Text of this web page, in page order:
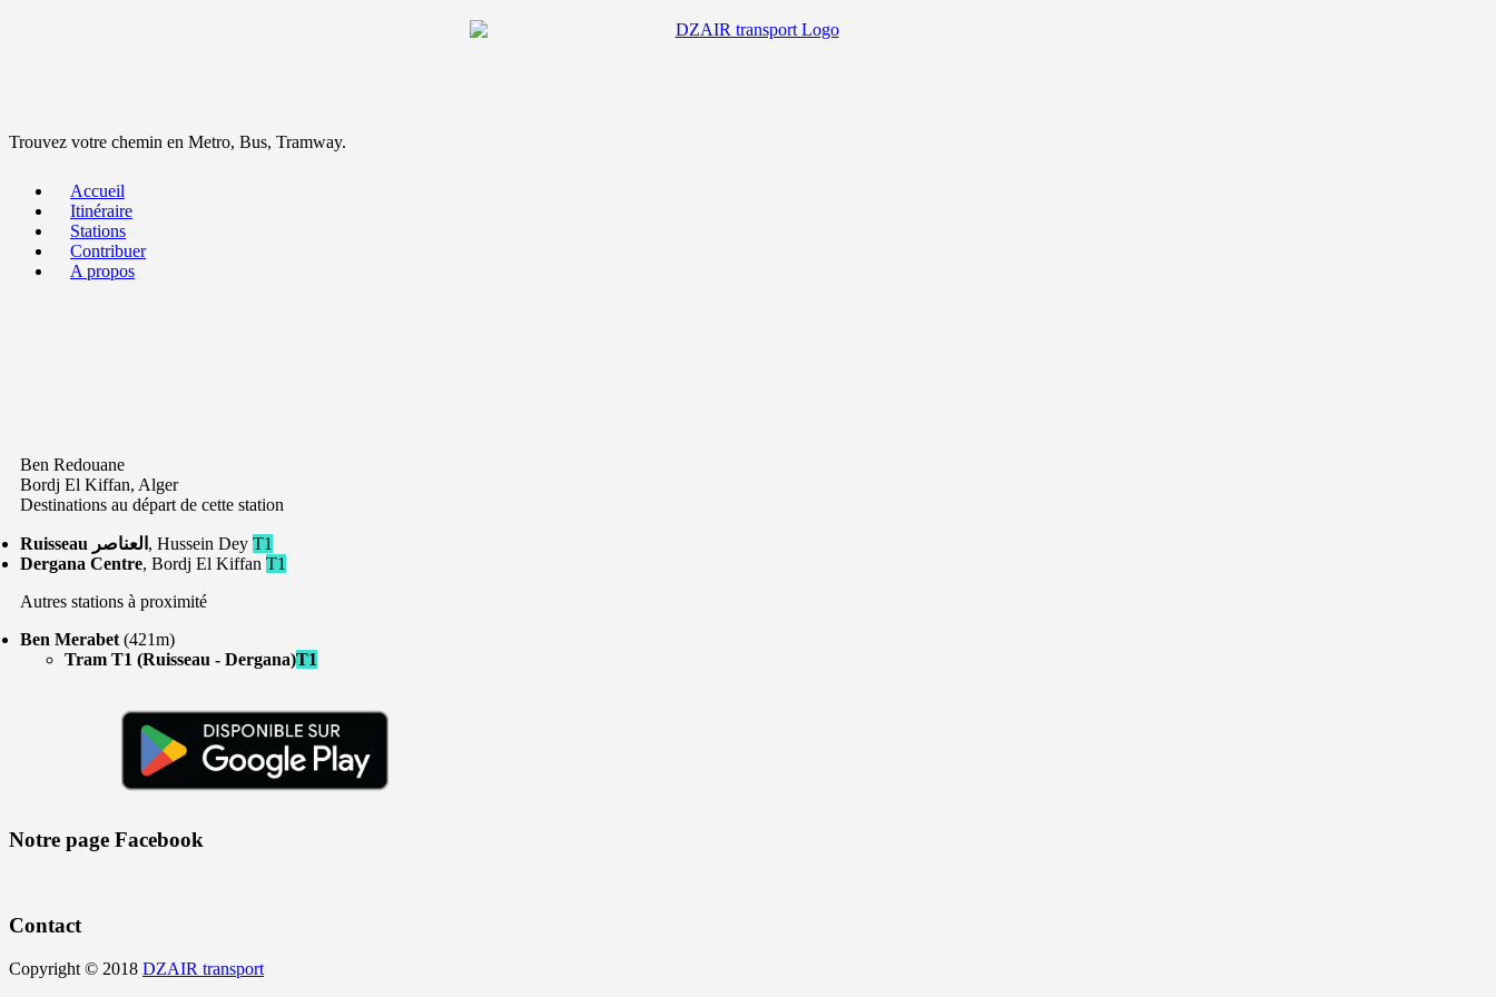
Trouvez votre chemin en Metro, Bus, Tramway.
Accueil
Itinéraire
Stations
Contribuer
A propos
Ben Redouane
Bordj El Kiffan, Alger
Destinations au départ de cette station
Ruisseau العناصر , Hussein Dey T1
Dergana Centre, Bordj El Kiffan T1
Autres stations à proximité
Ben Merabet (421m)
Tram T1 (Ruisseau - Dergana)T1
Notre page Facebook
Contact
Copyright © 2018 DZAIR transport